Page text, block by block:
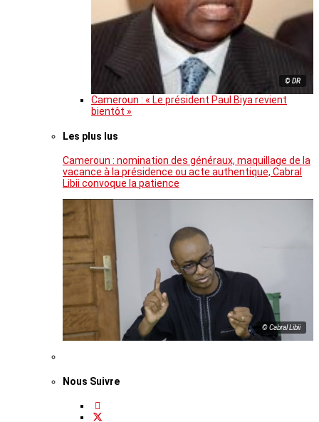
© DR
Cameroun : « Le président Paul Biya revient
bientôt »
Les plus lus
Cameroun : nomination des généraux, maquillage de la
vacance à la présidence ou acte authentique, Cabral
Libii convoque la patience
© Cabral Libii
Nous Suivre